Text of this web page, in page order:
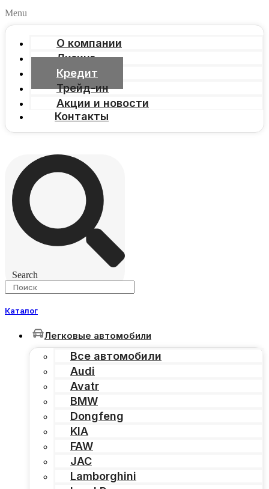
Menu
О компании
Лизинг
Кредит
Трейд-ин
Акции и новости
Контакты
Search
Каталог
Легковые автомобили
Все автомобили
Audi
Avatr
BMW
Dongfeng
KIA
FAW
JAC
Lamborghini